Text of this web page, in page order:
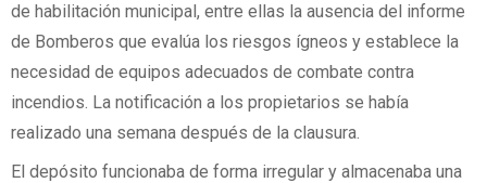
de habilitación municipal, entre ellas la ausencia del informe
de Bomberos que evalúa los riesgos ígneos y establece la
necesidad de equipos adecuados de combate contra
incendios. La notificación a los propietarios se había
realizado una semana después de la clausura.
El depósito funcionaba de forma irregular y almacenaba una